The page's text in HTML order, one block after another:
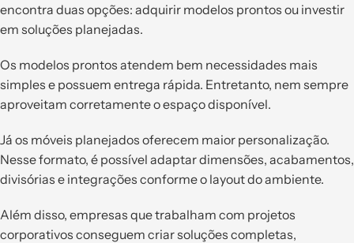
encontra duas opções: adquirir modelos prontos ou investir
em soluções planejadas.
Os modelos prontos atendem bem necessidades mais
simples e possuem entrega rápida. Entretanto, nem sempre
aproveitam corretamente o espaço disponível.
Já os móveis planejados oferecem maior personalização.
Nesse formato, é possível adaptar dimensões, acabamentos,
divisórias e integrações conforme o layout do ambiente.
Além disso, empresas que trabalham com projetos
corporativos conseguem criar soluções completas,